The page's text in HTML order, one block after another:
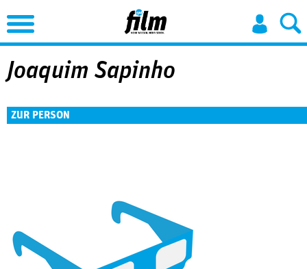
Jump to Navigation
Joaquim Sapinho
ZUR PERSON